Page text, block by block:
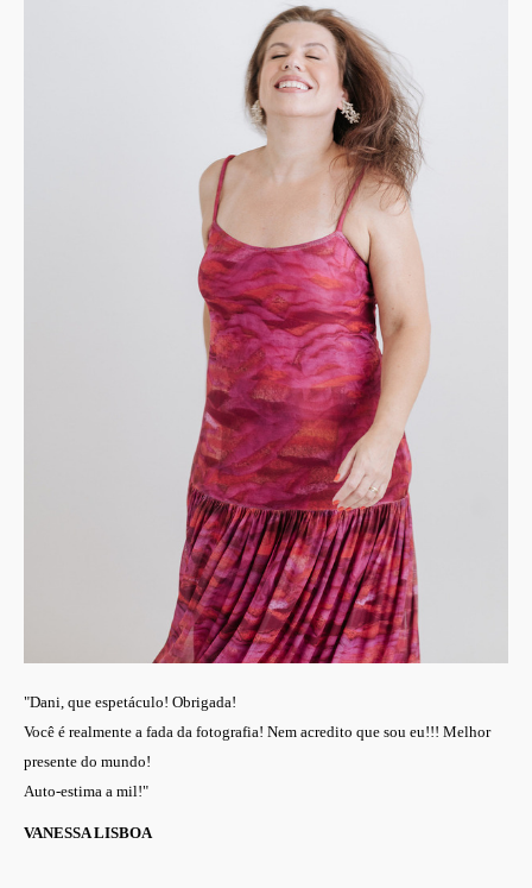
"Dani, que espetáculo! Obrigada!
Você é realmente a fada da fotografia! Nem acredito que sou eu!!! Melhor
presente do mundo!
Auto-estima a mil!"
VANESSA LISBOA